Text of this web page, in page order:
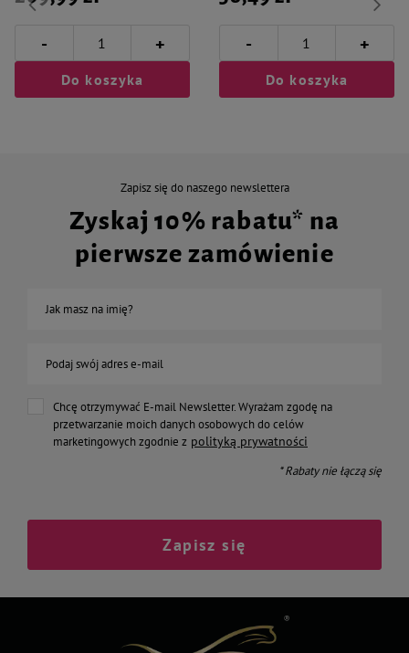
- +
Do koszyka
- +
Do koszyka
Zapisz się do naszego newslettera
Zyskaj 10% rabatu* na
pierwsze zamówienie
Jak masz na imię?
Podaj swój adres e-mail
Chcę otrzymywać E-mail Newsletter. Wyrażam zgodę na
przetwarzanie moich danych osobowych do celów
marketingowych zgodnie z polityką prywatności
* Rabaty nie łączą się
Zapisz się